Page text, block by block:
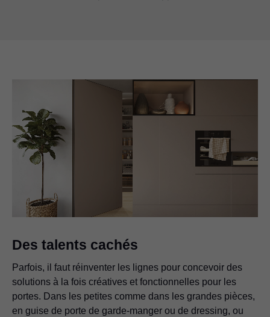
Des talents cachés
Parfois, il faut réinventer les lignes pour concevoir des
solutions à la fois créatives et fonctionnelles pour les
portes. Dans les petites comme dans les grandes pièces,
en guise de porte de garde-manger ou de dressing, ou